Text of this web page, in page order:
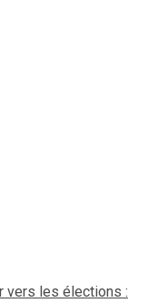
vers les élections :